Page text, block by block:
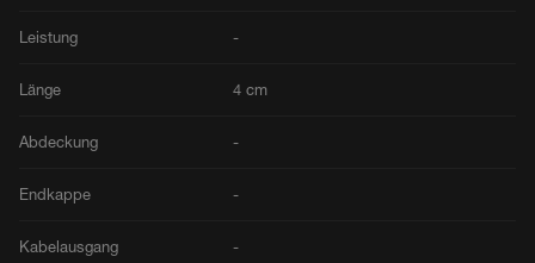
Leistung -
Länge 4 cm
Abdeckung -
Endkappe -
Kabelausgang -